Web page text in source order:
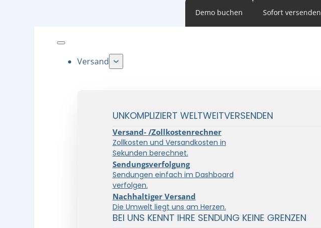
Versand
UNKOMPLIZIERT WELTWEITVERSENDEN
Versand- /Zollkostenrechner
Zollkosten und Versandkosten in
Sekunden berechnet.
Sendungsverfolgung
Sendungen einfach im Dashboard
verfolgen.
Nachhaltiger Versand
Die Umwelt liegt uns am Herzen.
BEI UNS KENNT IHRE SENDUNG KEINE GRENZEN
Demo buchen Sofort versenden